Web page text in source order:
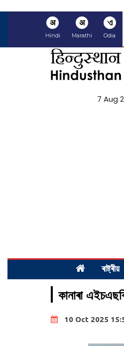
अ
Hindi
अ
Marathi
ଏ
Odia
7 Aug
ৰাষ্ট্ৰীয়
কানাৰা
10 Oct 2025